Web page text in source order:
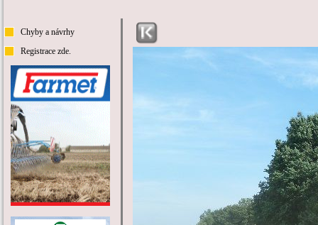
Chyby a návrhy
Registrace zde.